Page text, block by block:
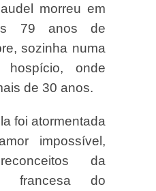
morreu em
79 anos de
sozinha numa
onde
de 30 anos.
foi atormentada
impossível,
da
francesa do